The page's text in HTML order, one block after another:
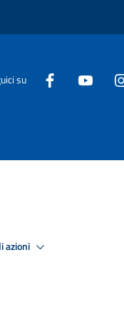
su
azioni